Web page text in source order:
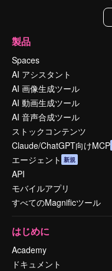
製品
Spaces
AI アシスタント
AI 画像生成ツール
AI 動画生成ツール
AI 音声合成ツール
ストックコンテンツ
Claude/ChatGPT向けMCP
エージェント 新規
API
モバイルアプリ
すべてのMagnificツール
はじめに
Academy
ドキュメント